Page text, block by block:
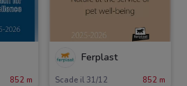
852 m
Ferplast
Scade il 31/12 852 m